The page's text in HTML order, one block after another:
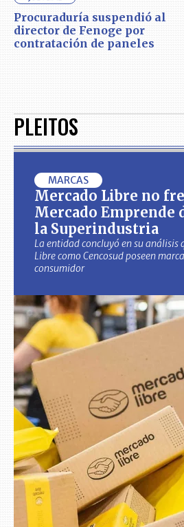
Procuraduría suspendió al
director de Fenoge por
contratación de paneles
PLEITOS
MARCAS
Mercado Libre no
Mercado Emprende
la Superindustria
La entidad concluyó en su análisis
Libre como Cencosud poseen
consumidor